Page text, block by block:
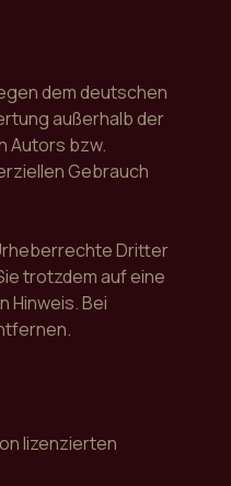
dem deutschen
außerhalb der
Autors bzw.
Gebrauch
Dritter
trotzdem auf eine
Bei
lizenzierten